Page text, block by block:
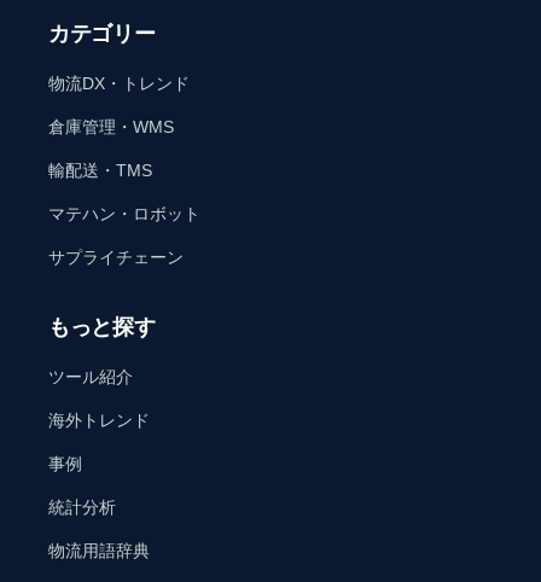
カテゴリー
物流DX・トレンド
倉庫管理・WMS
輸配送・TMS
マテハン・ロボット
サプライチェーン
もっと探す
ツール紹介
海外トレンド
事例
統計分析
物流用語辞典